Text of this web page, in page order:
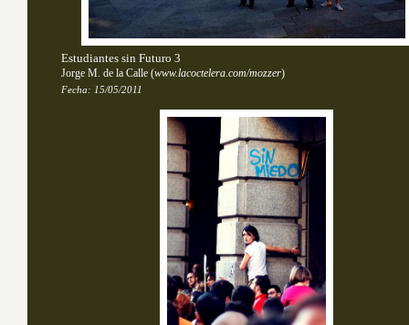
Estudiantes sin Futuro 3
Jorge M. de la Calle (www.lacoctelera.com/mozzer)
Fecha: 15/05/2011